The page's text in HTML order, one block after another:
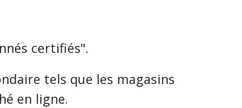
certifiés".
tels que les magasins
en ligne.